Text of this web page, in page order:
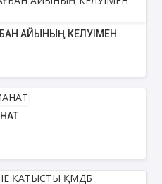
АЙЫНЫҢ КЕЛУІМЕН